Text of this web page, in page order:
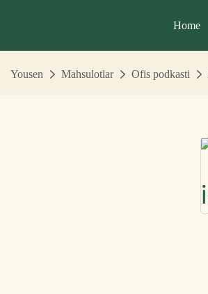
Home
Yousen Mahsulotlar Ofis podkasti